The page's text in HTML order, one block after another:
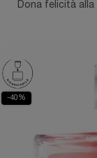
Dona felicità alla
-40%